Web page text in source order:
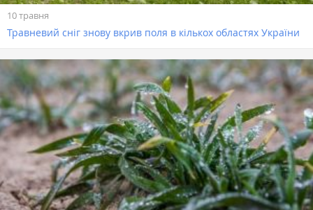
10 травня
Травневий сніг знову вкрив поля в кількох областях України